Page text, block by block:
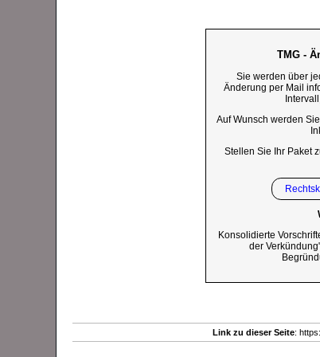
TMG -
Sie werden über
Änderung per Mail
Auf Wunsch werden
Stellen Sie Ihr Paket
Konsolidierte
der
Link zu dieser Seite: